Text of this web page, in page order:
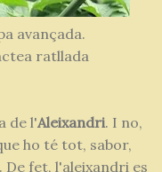
avançada.
ratllada
de l'Aleixandri. I no,
ho té tot, sabor,
fet, l'aleixandri es